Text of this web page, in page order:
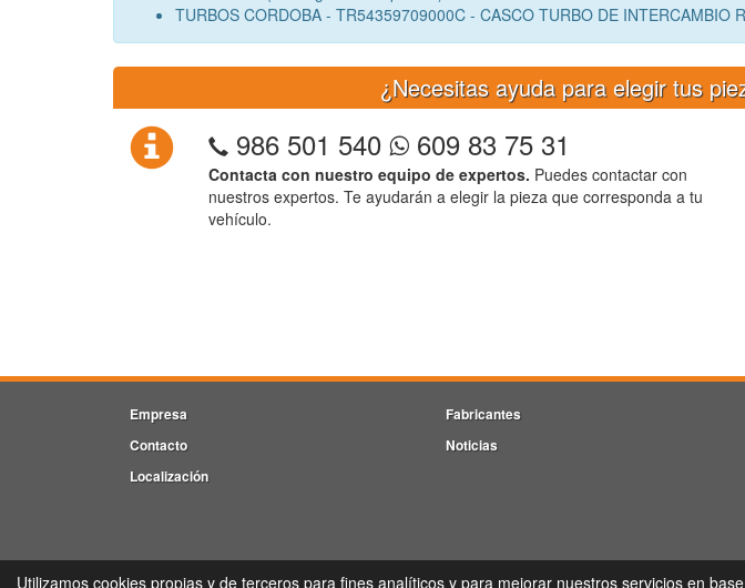
TURBOS CORDOBA - TR54359709000C - CASCO TURBO DE INTERCAMBIO
¿Necesitas ayuda para elegir tus
986 501 540 609 83 75 31
Contacta con nuestro equipo de expertos. Puedes contactar con
nuestros expertos. Te ayudarán a elegir la pieza que corresponda a tu
vehículo.
Empresa
Contacto
Localización
Fabricantes
Noticias
Utilizamos cookies propias y de terceros para fines analíticos y para mejorar nuestros servicios en